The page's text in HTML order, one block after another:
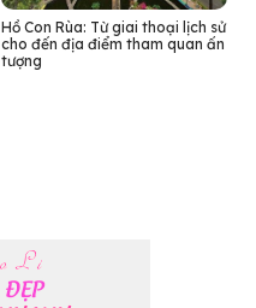
Hồ Con Rùa: Từ giai thoại lịch sử
cho đến địa điểm tham quan ấn
tượng